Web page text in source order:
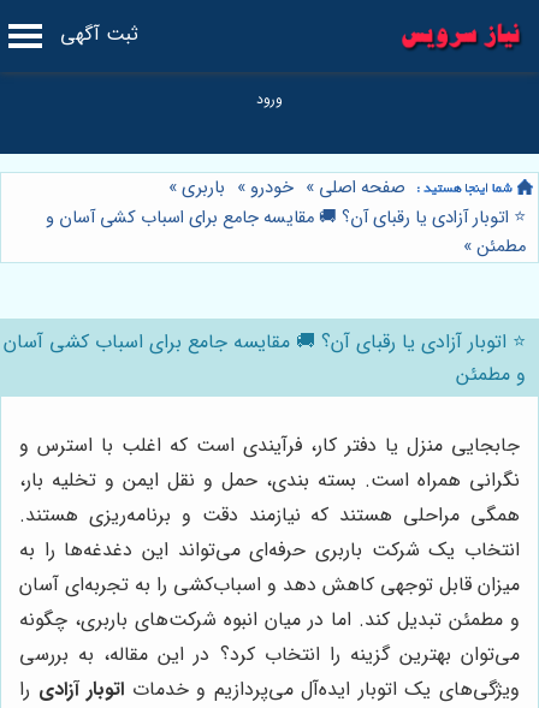
ثبت آگهی
صفحه اصلی » خودرو » باربری»
⭐️ اتوبار آزادی یا رقبای آن؟ 🚚 مقایسه جامع برای اسباب کشی آسان و
مطمئن»
⭐️ اتوبار آزادی یا رقبای آن؟ 🚚 مقایسه جامع برای اسباب کشی آسان
و مطمئن
جابجایی منزل یا دفتر کار، فرآیندی است که اغلب با استرس و
نگرانی همراه است. بسته بندی، حمل و نقل ایمن و تخلیه بار،
همگی مراحلی هستند که نیازمند دقت و برنامه‌ریزی هستند.
انتخاب یک شرکت باربری حرفه‌ای می‌تواند این دغدغه‌ها را به
میزان قابل توجهی کاهش دهد و اسباب‌کشی را به تجربه‌ای آسان
و مطمئن تبدیل کند. اما در میان انبوه شرکت‌های باربری، چگونه
می‌توان بهترین گزینه را انتخاب کرد؟ در این مقاله، به بررسی
ویژگی‌های یک اتوبار ایده‌آل می‌پردازیم و خدمات اتوبار آزادی را